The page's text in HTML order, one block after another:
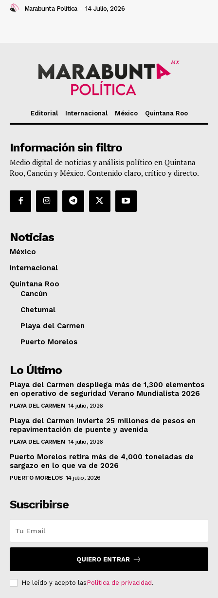
Marabunta Politica - 14 Julio, 2026
MX
Editorial Internacional México Quintana Roo
Información sin filtro
Medio digital de noticias y análisis político en Quintana
Roo, Cancún y México. Contenido claro, crítico y directo.
Noticias
México
Internacional
Quintana Roo
Cancún
Chetumal
Playa del Carmen
Puerto Morelos
Lo Último
Playa del Carmen despliega más de 1,300 elementos
en operativo de seguridad Verano Mundialista 2026
PLAYA DEL CARMEN 14 julio, 2026
Playa del Carmen invierte 25 millones de pesos en
repavimentación de puente y avenida
PLAYA DEL CARMEN 14 julio, 2026
Puerto Morelos retira más de 4,000 toneladas de
sargazo en lo que va de 2026
PUERTO MORELOS 14 julio, 2026
Suscribirse
QUIERO ENTRAR
He leído y acepto lasPolítica de privacidad .